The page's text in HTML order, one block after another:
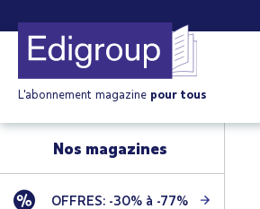
L'abonnement magazine pour tous
Nos magazines
OFFRES: -30% à -77%